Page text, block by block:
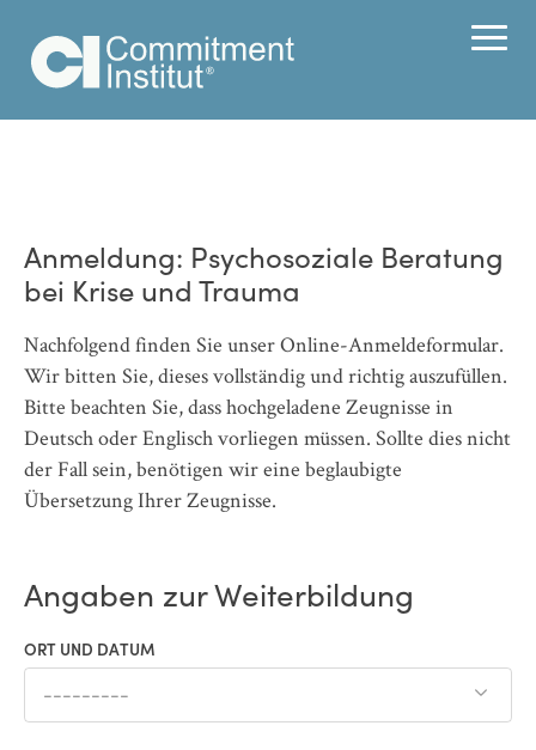
Anmeldung: Psychosoziale Beratung
bei Krise und Trauma
Nachfolgend finden Sie unser Online-Anmeldeformular.
Wir bitten Sie, dieses vollständig und richtig auszufüllen.
Bitte beachten Sie, dass hochgeladene Zeugnisse in
Deutsch oder Englisch vorliegen müssen. Sollte dies nicht
der Fall sein, benötigen wir eine beglaubigte
Übersetzung Ihrer Zeugnisse.
Angaben zur Weiterbildung
ORT UND DATUM
---------